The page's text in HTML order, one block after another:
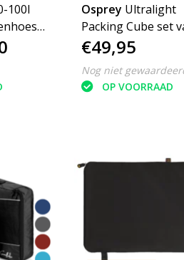
100l
-
Osprey Ultralight
Packing Cube set van 3
packing cubes
inpakzakken
€49,95
Nog niet
OP VOORRAAD